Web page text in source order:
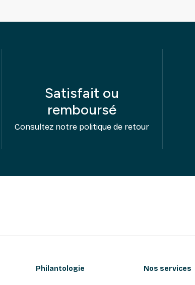
Satisfait ou
remboursé
Consultez notre politique de retour
Philantologie Nos services